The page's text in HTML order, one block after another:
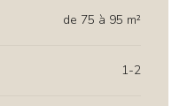
de 75 à 95 m²
1-2